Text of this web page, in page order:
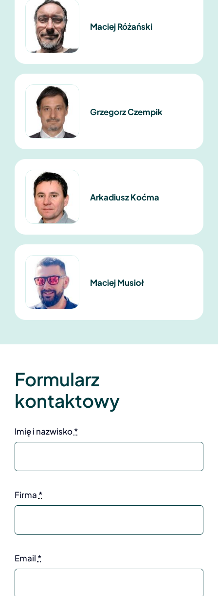
Maciej Różański
Grzegorz Czempik
Arkadiusz Koćma
Maciej Musioł
Formularz
kontaktowy
Imię i nazwisko*
Firma *
Email *